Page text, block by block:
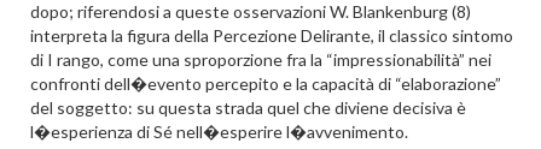
dopo; riferendosi a queste osservazioni W. Blankenburg (8)
interpreta la figura della Percezione Delirante, il classico sintomo
di I rango, come una sproporzione fra la “impressionabilità” nei
confronti dell�evento percepito e la capacità di “elaborazione”
del soggetto: su questa strada quel che diviene decisiva è
l�esperienza di Sé nell�esperire l�avvenimento.